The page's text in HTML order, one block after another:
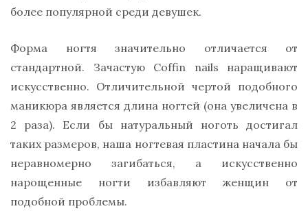
более популярной среди девушек.
Форма ногтя значительно отличается от
стандартной. Зачастую Coffin nails наращивают
искусственно. Отличительной чертой подобного
маникюра является длина ногтей (она увеличена в
2 раза). Если бы натуральный ноготь достигал
таких размеров, наша ногтевая пластина начала бы
неравномерно загибаться, а искусственно
нарощенные ногти избавляют женщин от
подобной проблемы.